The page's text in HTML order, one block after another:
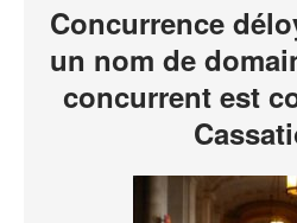
Concurrence
un nom de
concurrent est